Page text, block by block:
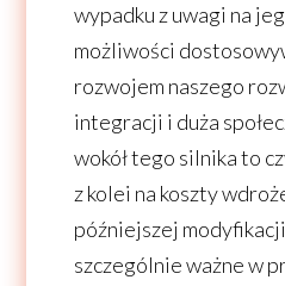
wypadku z uwagi na
możliwości
rozwojem naszego
integracji i duża
wokół tego silnika to
z kolei na koszty
późniejszej
szczególnie ważne w